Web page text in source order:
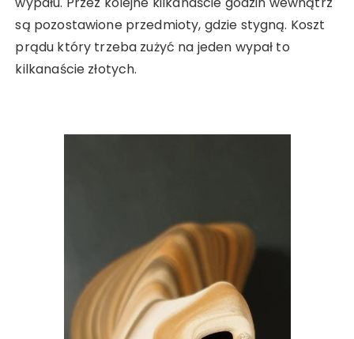
są pozostawione przedmioty, gdzie stygną. Koszt
prądu który trzeba zużyć na jeden wypał to
kilkanaście złotych.